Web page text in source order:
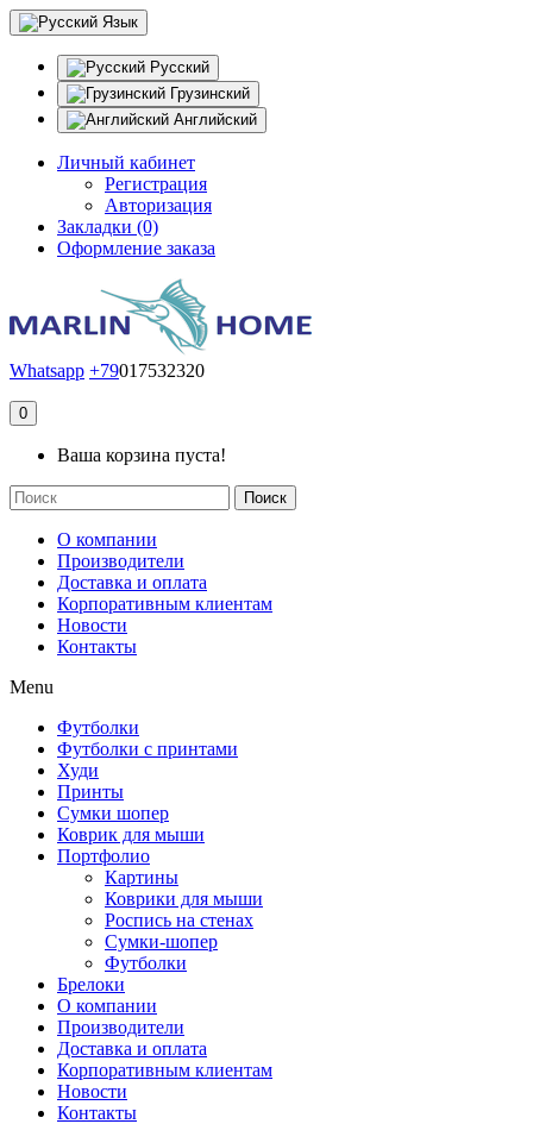
Язык
Русский
Грузинский
Английский
Личный кабинет
Регистрация
Авторизация
Закладки (0)
Оформление заказа
Whatsapp +79017532320
0
Ваша корзина пуста!
Поиск
О компании
Производители
Доставка и оплата
Корпоративным клиентам
Новости
Контакты
Menu
Футболки
Футболки с принтами
Худи
Принты
Сумки шопер
Коврик для мыши
Портфолио
Картины
Коврики для мыши
Роспись на стенах
Сумки-шопер
Футболки
Брелоки
О компании
Производители
Доставка и оплата
Корпоративным клиентам
Новости
Контакты